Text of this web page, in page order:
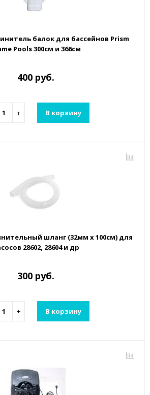
балок для бассейнов Prism
Pools 300см и 366см
400 руб.
+ В корзину
шланг (32мм х 100см) для
28602, 28604 и др
300 руб.
+ В корзину